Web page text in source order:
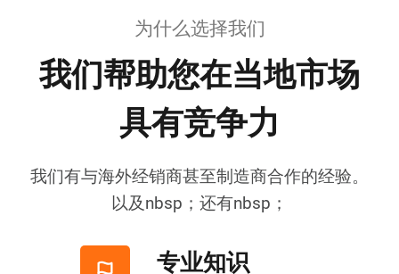
为什么选择我们
我们帮助您在当地市场
具有竞争力
我们有与海外经销商甚至制造商合作的经验。
以及nbsp；还有nbsp；
专业知识